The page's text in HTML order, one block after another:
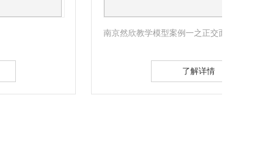
南京然欣教学模型案例一之正交面心格子